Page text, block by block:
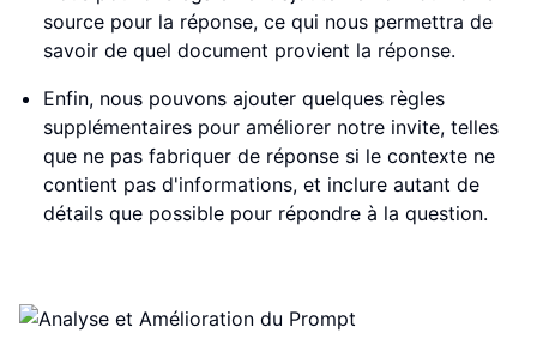
source pour la réponse, ce qui nous permettra de
savoir de quel document provient la réponse.
Enfin, nous pouvons ajouter quelques règles
supplémentaires pour améliorer notre invite, telles
que ne pas fabriquer de réponse si le contexte ne
contient pas d'informations, et inclure autant de
détails que possible pour répondre à la question.